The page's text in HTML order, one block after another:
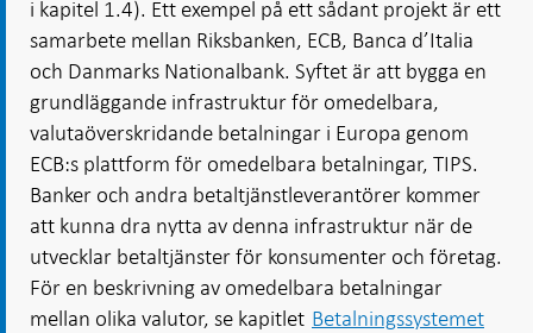
i kapitel 1.4). Ett exempel på ett sådant projekt är ett
samarbete mellan Riksbanken, ECB, Banca d’Italia
och Danmarks Nationalbank. Syftet är att bygga en
grundläggande infrastruktur för omedelbara,
valutaöverskridande betalningar i Europa genom
ECB:s plattform för omedelbara betalningar, TIPS.
Banker och andra betaltjänstleverantörer kommer
att kunna dra nytta av denna infrastruktur när de
utvecklar betaltjänster för konsumenter och företag.
För en beskrivning av omedelbara betalningar
mellan olika valutor, se kapitlet Betalningssystemet